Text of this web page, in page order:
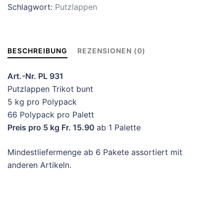
Schlagwort: Putzlappen
BESCHREIBUNG REZENSIONEN (0)
Art.-Nr. PL 931
Putzlappen Trikot bunt
5 kg pro Polypack
66 Polypack pro Palett
Preis pro 5 kg Fr. 15.90 ab 1 Palette
Mindestliefermenge ab 6 Pakete assortiert mit
anderen Artikeln.